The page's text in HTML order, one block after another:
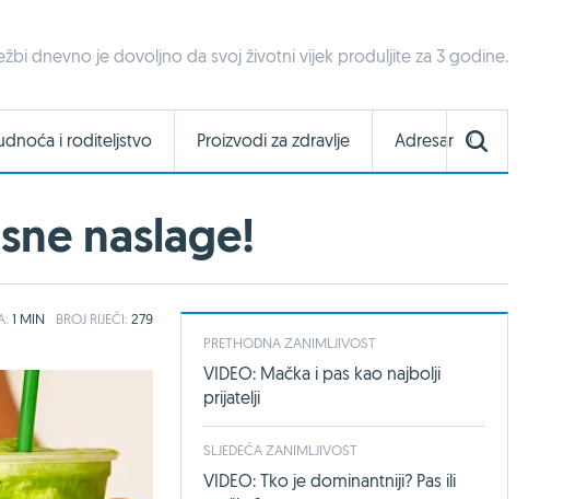
dnevno je dovoljno da svoj životni vijek produljite za 3 godine.
i roditeljstvo Proizvodi za zdravlje Adresar
naslage!
1 MIN BROJ RIJEČI: 279
PRETHODNA ZANIMLJIVOST
VIDEO: Mačka i pas kao najbolji
prijatelji
SLJEDEĆA ZANIMLJIVOST
VIDEO: Tko je dominantniji? Pas ili